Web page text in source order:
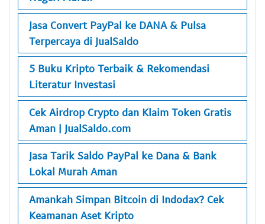
Jasa Convert PayPal ke DANA & Pulsa
Terpercaya di JualSaldo
5 Buku Kripto Terbaik & Rekomendasi
Literatur Investasi
Cek Airdrop Crypto dan Klaim Token Gratis
Aman | JualSaldo.com
Jasa Tarik Saldo PayPal ke Dana & Bank
Lokal Murah Aman
Amankah Simpan Bitcoin di Indodax? Cek
Keamanan Aset Kripto